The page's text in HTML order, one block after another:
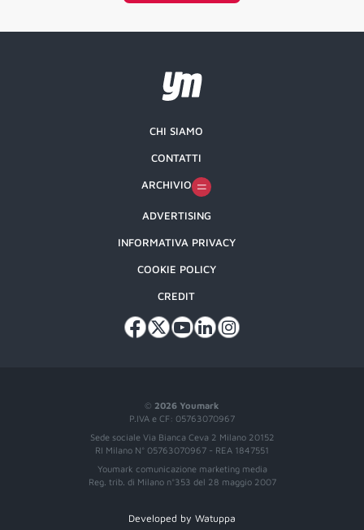
© 2026 Youmark
P.IVA e CF: 05763070967
Sede sociale Via Bianca Ceva 2 Milano 20152
RI Milano N° 05763070967 - REA 1847551
Youmark comunicazione marketing media
Reg. trib. di Milano n°353 del 28 maggio 2007
CHI SIAMO
CONTATTI
ARCHIVIO
ADVERTISING
INFORMATIVA PRIVACY
COOKIE POLICY
CREDIT
Developed by Watuppa